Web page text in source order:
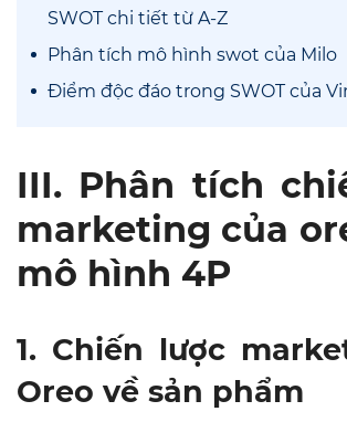
SWOT chi tiết từ A-Z
Phân tích mô hình swot của Milo
Điểm độc đáo trong SWOT của
III. Phân tích
marketing của
mô hình 4P
1. Chiến lược
Oreo về sản phẩm